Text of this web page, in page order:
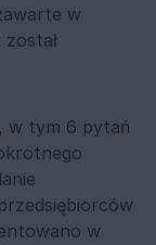
w
w tym 6 pytań
w